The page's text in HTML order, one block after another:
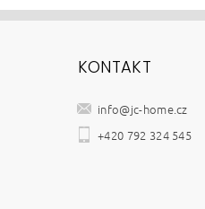
KONTAKT
info@jc-home.cz
+420 792 324 545